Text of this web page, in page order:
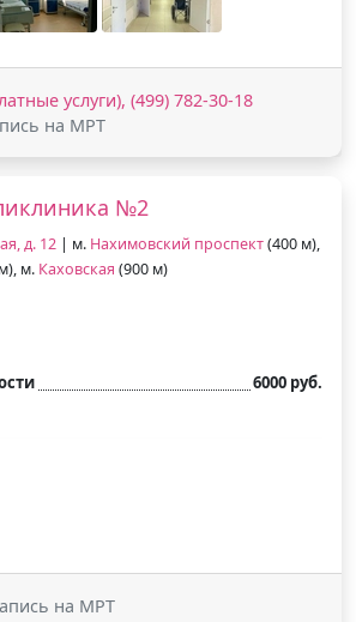
услуги), (499) 782-30-18
на МРТ
№2
д. 12 | м. Нахимовский проспект(400 м),
м. Каховская (900 м)
6000 руб.
на МРТ